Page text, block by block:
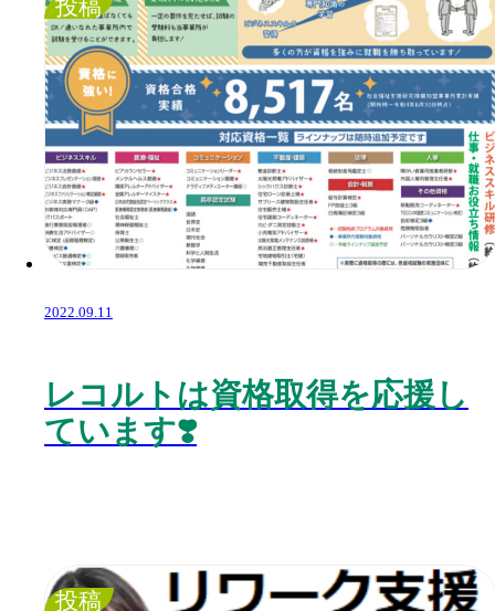
投稿
2022.09.11
レコルトは資格取得を応援し
ています❣️
投稿